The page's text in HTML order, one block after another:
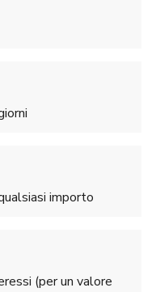
importo
(per un valore